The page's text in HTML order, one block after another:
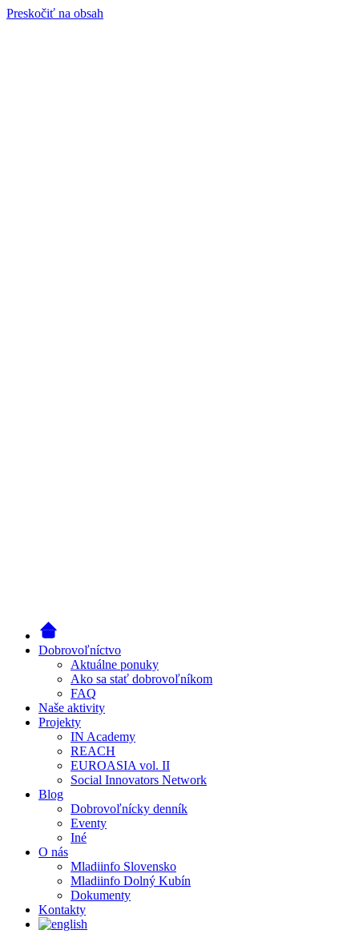
Preskočiť na obsah
Dobrovoľníctvo
Aktuálne ponuky
Ako sa stať dobrovoľníkom
FAQ
Naše aktivity
Projekty
IN Academy
REACH
EUROASIA vol. II
Social Innovators Network
Blog
Dobrovoľnícky denník
Eventy
Iné
O nás
Mladiinfo Slovensko
Mladiinfo Dolný Kubín
Dokumenty
Kontakty